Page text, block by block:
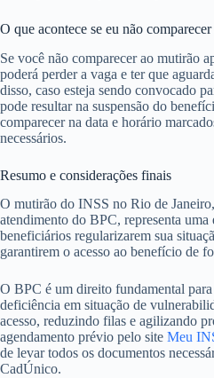
O que acontece se eu não
Se você não comparecer ao mutirão
poderá perder a vaga e ter que
disso, caso esteja sendo convocado
pode resultar na suspensão do
comparecer na data e horário
necessários.
Resumo e considerações finais
O mutirão do INSS no Rio de
atendimento do BPC, representa
beneficiários regularizarem sua
garantirem o acesso ao benefício de
O BPC é um direito fundamental para
deficiência em situação de
acesso, reduzindo filas e agilizando
agendamento prévio pelo site Meu
de levar todos os documentos
CadÚnico.